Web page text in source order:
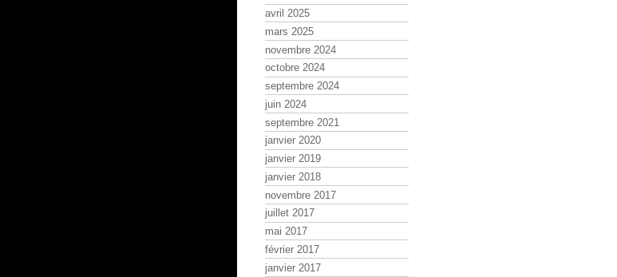
avril 2025
mars 2025
novembre 2024
octobre 2024
septembre 2024
juin 2024
septembre 2021
janvier 2020
janvier 2019
janvier 2018
novembre 2017
juillet 2017
mai 2017
février 2017
janvier 2017